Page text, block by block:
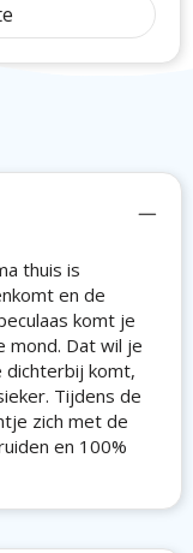
thuis is
en de
komt je
Dat wil je
dichterbij komt,
Tijdens de
zich met de
en 100%